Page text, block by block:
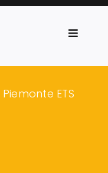
Toggle
Piemonte ETS